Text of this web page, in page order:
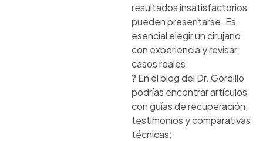
resultados insatisfactorios
pueden presentarse. Es
esencial elegir un cirujano
con experiencia y revisar
casos reales.
? En el blog del Dr. Gordillo
podrías encontrar artículos
con guías de recuperación,
testimonios y comparativas
técnicas: